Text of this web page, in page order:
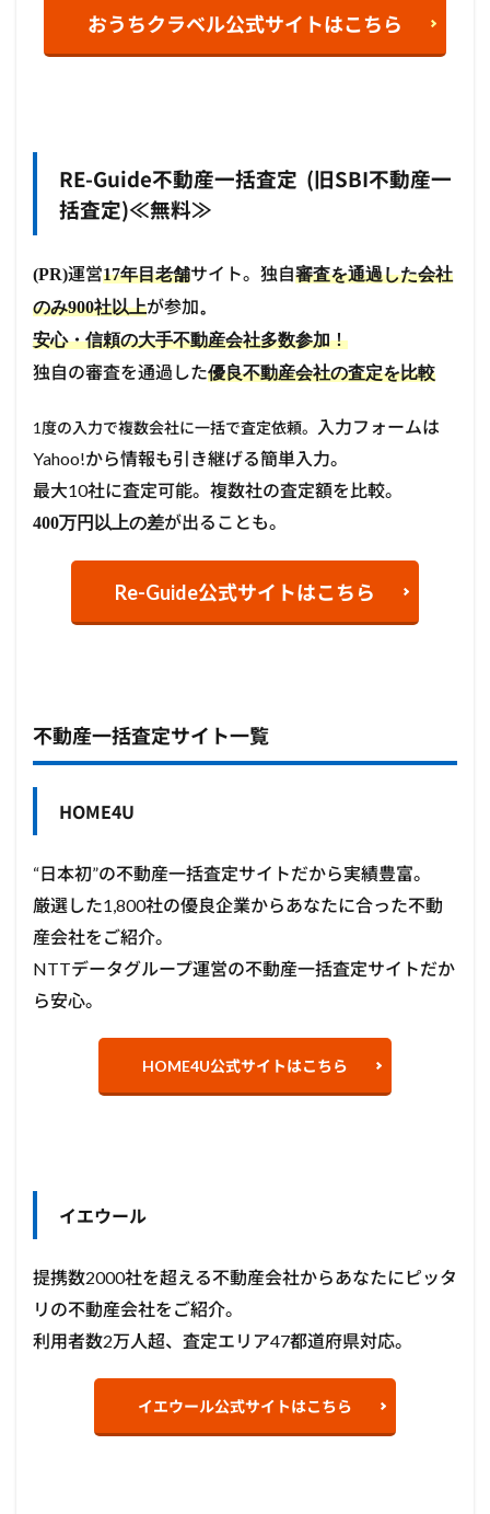
おうちクラベル公式サイトはこちら
RE-Guide不動産一括査定 (旧SBI不動産一
括査定)≪無料≫
(PR)運営17年目老舗サイト。独自審査を通過した会社
のみ900社以上が参加。
安心・信頼の大手不動産会社多数参加！
独自の審査を通過した優良不動産会社の査定を比較
1度の入力で複数会社に一括で査定依頼。
入力フォームは
Yahoo!から情報も引き継げる簡単入力。
最大10社に査定可能。複数社の査定額を比較。
400万円以上の差が出ることも。
Re-Guide公式サイトはこちら
不動産一括査定サイト一覧
HOME4U
“日本初”の不動産一括査定サイトだから実績豊富。
厳選した1,800社の優良企業からあなたに合った不動
産会社をご紹介。
NTTデータグループ運営の不動産一括査定サイトだか
ら安心。
HOME4U公式サイトはこちら
イエウール
提携数2000社を超える不動産会社からあなたにピッタ
リの不動産会社をご紹介。
利用者数2万人超、査定エリア47都道府県対応。
イエウール公式サイトはこちら